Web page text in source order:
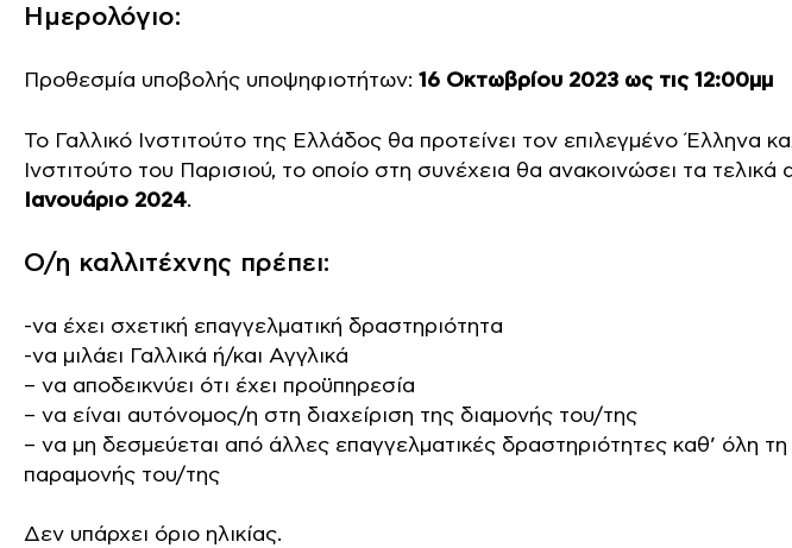
Ημερολόγιο:
Προθεσμία υποβολής υποψηφιοτήτων: 16 Οκτωβρίου 2023 ως τις 12:00μμ
Το Γαλλικό Ινστιτούτο της Ελλάδος θα προτείνει τον επιλεγμένο Έλληνα
Ινστιτούτο του Παρισιού, το οποίο στη συνέχεια θα ανακοινώσει τα
Ιανουάριο 2024.
Ο/η καλλιτέχνης πρέπει:
-να έχει σχετική επαγγελματική δραστηριότητα
-να μιλάει Γαλλικά ή/και Αγγλικά
– να αποδεικνύει ότι έχει προϋπηρεσία
– να είναι αυτόνομος/η στη διαχείριση της διαμονής του/της
– να μη δεσμεύεται από άλλες επαγγελματικές δραστηριότητες καθ’ όλη τη
παραμονής του/της
Δεν υπάρχει όριο ηλικίας.